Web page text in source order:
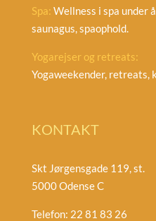
Spa: Wellness i spa under
saunagus, spaophold.
Yogarejser og retreats:
Yogaweekender, retreats,
KONTAKT
Skt Jørgensgade 119, st.
5000 Odense C
Telefon: 22 81 83 26